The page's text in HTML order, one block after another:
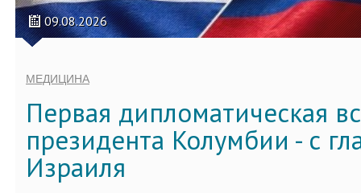
09.08.2026
МЕДИЦИНА
Первая дипломатическая
президента Колумбии - с
Израиля